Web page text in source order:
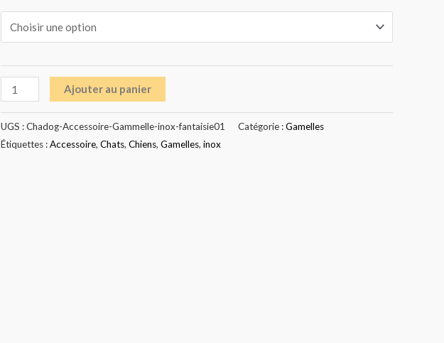
Ajouter au panier
UGS :Chadog-Accessoire-Gammelle-inox-fantaisie01 Catégorie :Gamelles
Étiquettes :Accessoire, Chats, Chiens, Gamelles, inox